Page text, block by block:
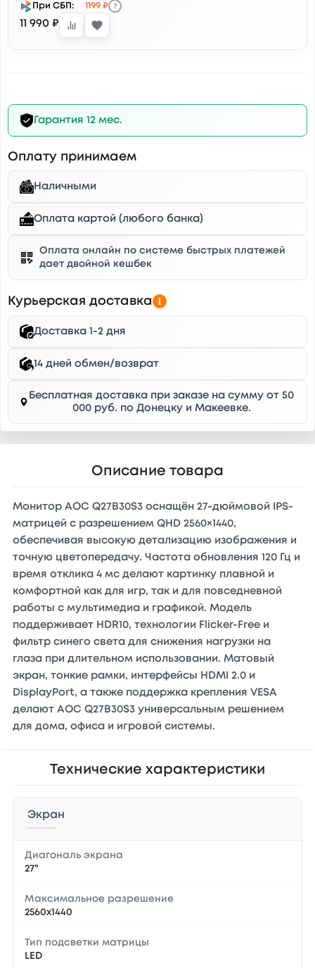
При СБП:
1199 ₽ ?
11 990 ₽
Гарантия 12 мес.
Оплату принимаем
Наличными
Оплата картой (любого банка)
Оплата онлайн по системе быстрых платежей
дает двойной кешбек
Курьерская доставка
Доставка 1-2 дня
14 дней обмен/возврат
Бесплатная доставка при заказе на сумму от 50
000 руб. по Донецку и Макеевке.
Описание товара
Монитор AOC Q27B30S3 оснащён 27-дюймовой IPS-
матрицей с разрешением QHD 2560×1440,
обеспечивая высокую детализацию изображения и
точную цветопередачу. Частота обновления 120 Гц и
время отклика 4 мс делают картинку плавной и
комфортной как для игр, так и для повседневной
работы с мультимедиа и графикой. Модель
поддерживает HDR10, технологии Flicker-Free и
фильтр синего света для снижения нагрузки на
глаза при длительном использовании. Матовый
экран, тонкие рамки, интерфейсы HDMI 2.0 и
DisplayPort, а также поддержка крепления VESA
делают AOC Q27B30S3 универсальным решением
для дома, офиса и игровой системы.
Технические характеристики
Экран
Диагональ экрана
27"
Максимальное разрешение
2560x1440
Тип подсветки матрицы
LED